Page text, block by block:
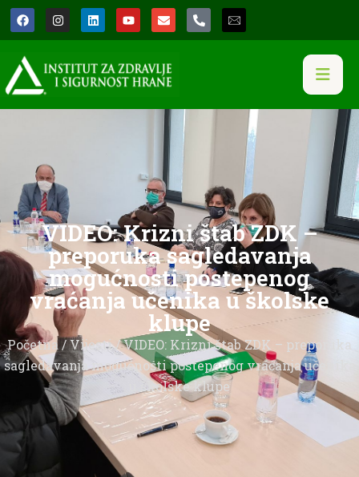
VIDEO: Krizni štab ZDK –
preporuka sagledavanja
mogućnosti postepenog
vraćanja učenika u školske
klupe
Početna/Vijesti/ VIDEO: Krizni štab ZDK – preporuka
sagledavanja mogućnosti postepenog vraćanja učenika
u školske klupe